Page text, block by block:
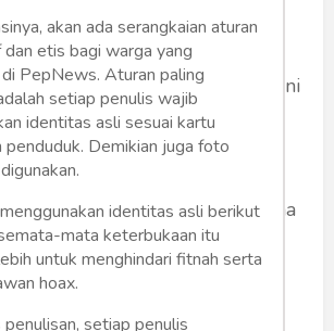
tahu isi Pojok yang
dada berkecamuk antara
dan khawatir persoalan ini
itu cepat menyebar. Kru
persoalan ini bersama
Kang Agus Wahyudi Riana
Azhar. Mereka memberi
“Katakan kebenaran itu
akan ada serangkaian aturan
etis bagi warga yang
PepNews. Aturan paling
setiap penulis wajib
identitas asli sesuai kartu
penduduk. Demikian juga foto
identitas asli berikut
mata keterbukaan itu
untuk menghindari fitnah serta
hoax.
setiap penulis